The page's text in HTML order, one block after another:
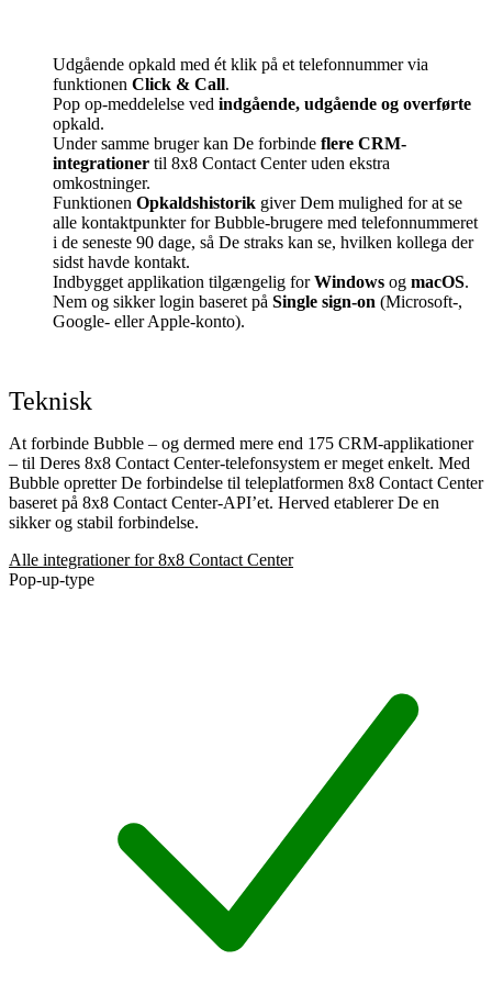
Udgående opkald med ét klik på et telefonnummer via
funktionen Click & Call.
Pop op-meddelelse ved indgående, udgående og overførte
opkald.
Under samme bruger kan De forbinde flere CRM-
integrationer til 8x8 Contact Center uden ekstra
omkostninger.
Funktionen Opkaldshistorik giver Dem mulighed for at se
alle kontaktpunkter for Bubble-brugere med telefonnummeret
i de seneste 90 dage, så De straks kan se, hvilken kollega der
sidst havde kontakt.
Indbygget applikation tilgængelig forWindows og macOS.
Nem og sikker login baseret på Single sign-on (Microsoft-,
Google- eller Apple-konto).
Teknisk
At forbinde Bubble – og dermed mere end 175 CRM-applikationer
– til Deres 8x8 Contact Center-telefonsystem er meget enkelt. Med
Bubble opretter De forbindelse til teleplatformen 8x8 Contact Center
baseret på 8x8 Contact Center-API’et. Herved etablerer De en
sikker og stabil forbindelse.
Alle integrationer for 8x8 Contact Center
Pop-up-type